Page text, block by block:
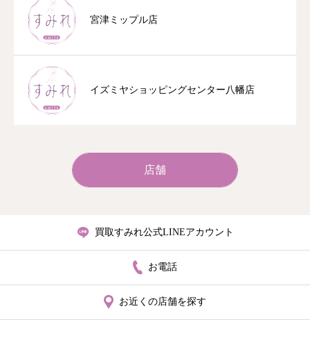
宮津ミップル店
イズミヤショッピングセンター八幡店
店舗
買取すみれ公式LINEアカウント
お電話
お近くの店舗を探す